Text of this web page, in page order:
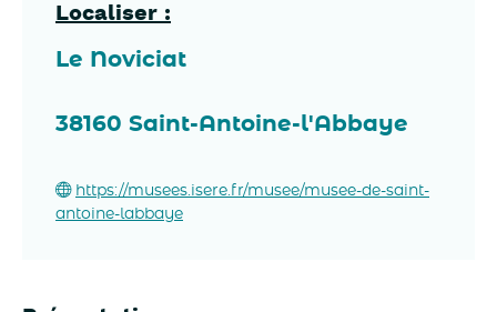
Localiser :
Le Noviciat
38160 Saint-Antoine-l'Abbaye
https://musees.isere.fr/musee/musee-de-saint-
antoine-labbaye